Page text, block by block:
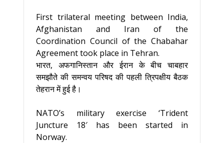
First trilateral meeting between India,
Afghanistan and Iran of the
Coordination Council of the Chabahar
Agreement took place in Tehran.
भारत, अफगानिस्तान और ईरान के बीच चाबहार
समझौते की समन्वय परिषद की पहली त्रिपक्षीय बैठक
तेहरान में हुई है।
NATO’s military exercise ‘Trident
Juncture 18′ has been started in
Norway.